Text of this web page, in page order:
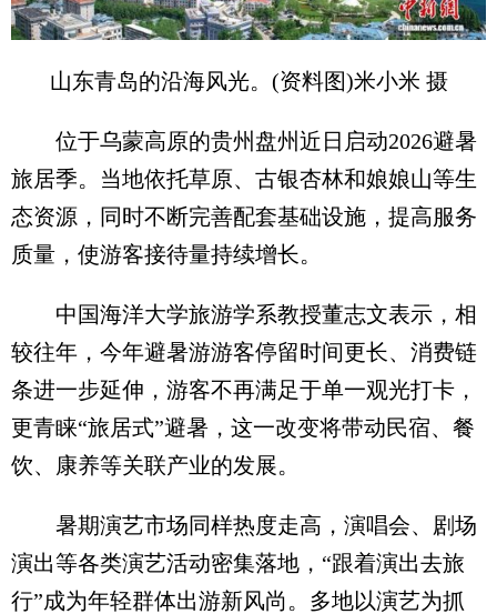
山东青岛的沿海风光。(资料图)米小米 摄
位于乌蒙高原的贵州盘州近日启动2026避暑
旅居季。当地依托草原、古银杏林和娘娘山等生
态资源，同时不断完善配套基础设施，提高服务
质量，使游客接待量持续增长。
中国海洋大学旅游学系教授董志文表示，相
较往年，今年避暑游游客停留时间更长、消费链
条进一步延伸，游客不再满足于单一观光打卡，
更青睐“旅居式”避暑，这一改变将带动民宿、餐
饮、康养等关联产业的发展。
暑期演艺市场同样热度走高，演唱会、剧场
演出等各类演艺活动密集落地，“跟着演出去旅
行”成为年轻群体出游新风尚。多地以演艺为抓